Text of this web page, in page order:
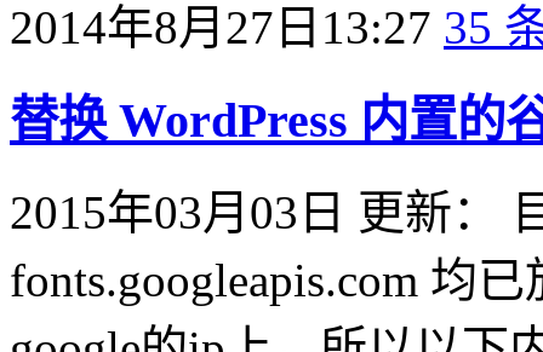
2014年8月27日13:27 35
替换 WordPress 内置的
2015年03月03日 更新：
fonts.googleapis.com 均